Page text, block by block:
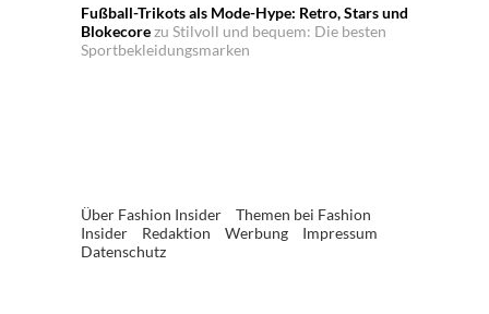
Fußball-Trikots als Mode-Hype: Retro, Stars und
Blokecorezu Stilvoll und bequem: Die besten
Sportbekleidungsmarken
Über Fashion Insider
Themen bei Fashion
Insider
Redaktion Werbung
Impressum
Datenschutz